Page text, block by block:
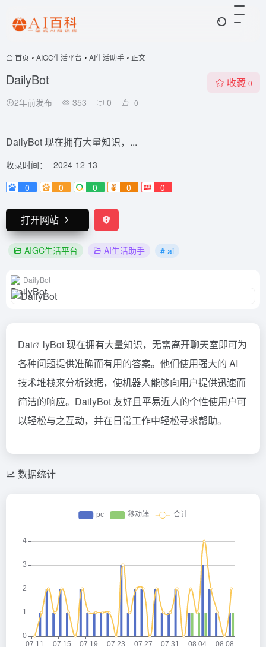
首页 • AIGC生活平台 • AI生活助手 • 正文
DailyBot
2年前发布 353 0 0
收藏 0
DailyBot 现在拥有大量知识，...
收录时间：
2024-12-13
0
0 0 0 0
打开网站
AIGC生活平台 AI生活助手 # ai
DailyBot
Dai
lyBot 现在拥有大量知识，无需离开聊天室即可为
各种问题提供准确而有用的答案。他们使用强大的 AI
技术堆栈来分析数据，使机器人能够向用户提供迅速而
简洁的响应。DailyBot 友好且平易近人的个性使用户可
以轻松与之互动，并在日常工作中轻松寻求帮助。
数据统计